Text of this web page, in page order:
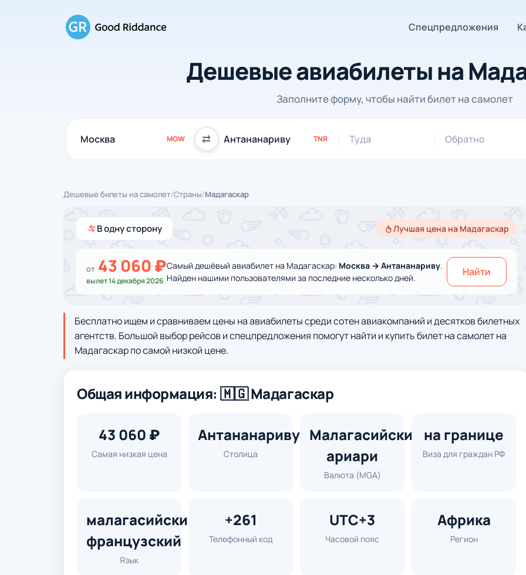
Спецпредложения
Дешевые авиабилеты на
Заполните форму, чтобы найти билет на самолет
MOW ⇄ TNR Туда Обратно
Дешевые билеты на самолет/Страны/Мадагаскар
В одну сторону Лучшая цена на Мадагаскар
от 43 060 ₽
вылет 14 декабря 2026
Самый дешёвый авиабилет на Мадагаскар: Москва → Антананариву.
Найден нашими пользователями за последние несколько дней.
Найти
Бесплатно ищем и сравниваем цены на авиабилеты среди сотен авиакомпаний и десятков билетных
агентств. Большой выбор рейсов и спецпредложения помогут найти и купить билет на самолет на
Мадагаскар по самой низкой цене.
Общая информация: 🇲🇬 Мадагаскар
43 060 ₽
Самая низкая цена
Антананариву
Столица
Малагасийский
ариари
Валюта (MGA)
на границе
Виза для граждан РФ
малагасийский,
французский
Язык
+261
Телефонный код
UTC+3
Часовой пояс
Африка
Регион